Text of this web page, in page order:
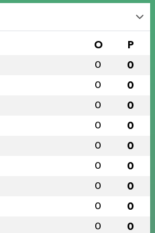
O P
0 0
0 0
0 0
0 0
0 0
0 0
0 0
0 0
0 0